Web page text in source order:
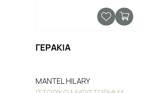
ΓΕΡΑΚΙΑ
MANTEL HILARY